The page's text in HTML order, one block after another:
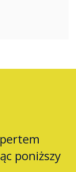
poniższy